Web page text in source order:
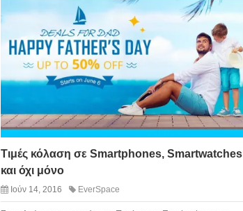
Τιμές κόλαση σε Smartphones, Smartwatches
και όχι μόνο
Ιούν 14, 2016 EverSpace